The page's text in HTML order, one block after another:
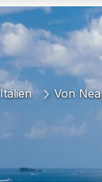
Italien Von